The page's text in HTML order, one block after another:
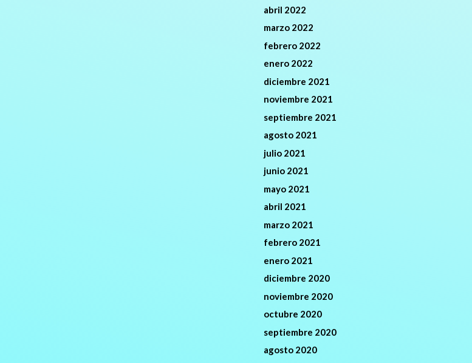
abril 2022
marzo 2022
febrero 2022
enero 2022
diciembre 2021
noviembre 2021
septiembre 2021
agosto 2021
julio 2021
junio 2021
mayo 2021
abril 2021
marzo 2021
febrero 2021
enero 2021
diciembre 2020
noviembre 2020
octubre 2020
septiembre 2020
agosto 2020